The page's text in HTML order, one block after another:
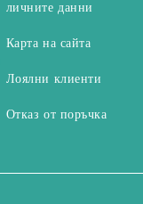
личните данни
Карта на сайта
Лоялни клиенти
Отказ от поръчка